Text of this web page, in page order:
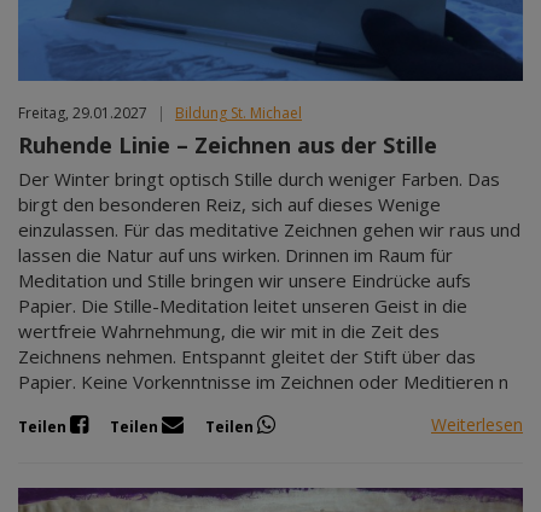
Freitag, 29.01.2027 | Bildung St. Michael
Ruhende Linie – Zeichnen aus der Stille
Der Winter bringt optisch Stille durch weniger Farben. Das
birgt den besonderen Reiz, sich auf dieses Wenige
einzulassen. Für das meditative Zeichnen gehen wir raus und
lassen die Natur auf uns wirken. Drinnen im Raum für
Meditation und Stille bringen wir unsere Eindrücke aufs
Papier. Die Stille-Meditation leitet unseren Geist in die
wertfreie Wahrnehmung, die wir mit in die Zeit des
Zeichnens nehmen. Entspannt gleitet der Stift über das
Papier. Keine Vorkenntnisse im Zeichnen oder Meditieren n
Teilen Teilen Teilen Weiterlesen